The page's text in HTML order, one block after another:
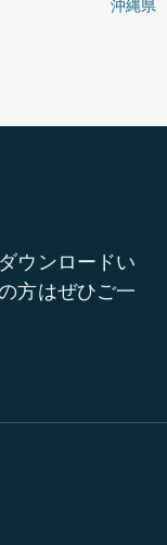
沖縄県
ウンロードい
方はぜひご一